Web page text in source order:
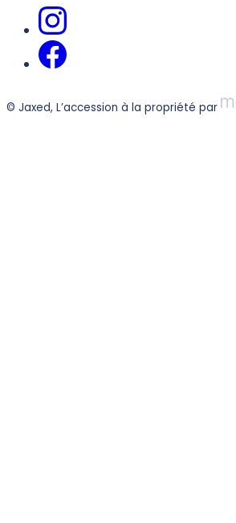
© Jaxed, L’accession à la propriété par